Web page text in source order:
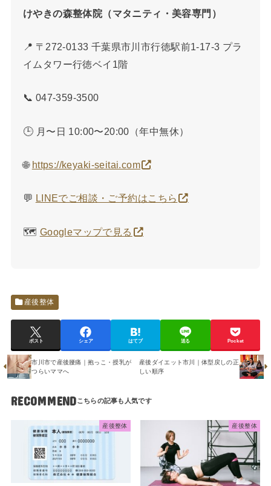
けやきの森整体院（マタニティ・美容専門）
📍 〒272-0133 千葉県市川市行徳駅前1-17-3 プラ
イムタワー行徳ベイ1階
📞 047-359-3500
🕒 月〜日 10:00〜20:00（年中無休）
🌐 https://keyaki-seitai.com
💬 LINEでご相談・ご予約はこちら
🗺️ Googleマップで見る
産後整体
ポスト シェア はてブ 送る Pocket
市川市で産後腰痛｜抱っこ・授乳が
つらいママへ
産後ダイエット市川｜体型戻しの正
しい順序
RECOMMEND
産後整体 産後整体